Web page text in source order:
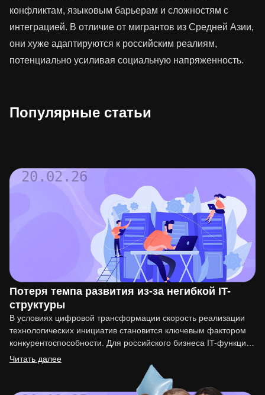
конфликтам, языковым барьерам и сложностям с
интеграцией. В отличие от мигрантов из Средней Азии,
они хуже адаптируются к российским реалиям,
потенциально усиливая социальную напряженность.
Популярные статьи
20.02.26
Потеря темпа развития из-за негибкой IT-
структуры
В условиях цифровой трансформации скорость реализации
технологических инициатив становится ключевым фактором
конкурентоспособности. Для российского бизнеса IT-функция
перестала быть вспомогательной. Она напрямую влияет на
Читать далее